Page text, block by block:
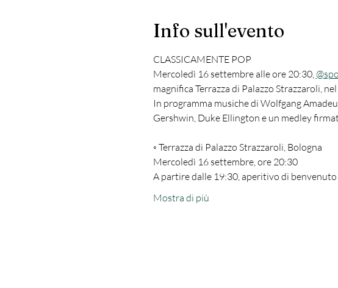
Info sull'evento
CLASSICAMENTE POP
Mercoledì 16 settembre alle ore 20:30,
magnifica Terrazza di Palazzo Strazzaroli,
In programma musiche di Wolfgang
Gershwin, Duke Ellington e un medley
◦ Terrazza di Palazzo Strazzaroli, Bologna
Mercoledì 16 settembre, ore 20:30
A partire dalle 19:30, aperitivo di
Mostra di più